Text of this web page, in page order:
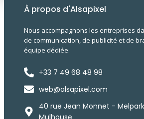
À propos d'Alsapixel
Nous accompagnons les entreprises
de communication, de publicité et de
équipe dédiée.
+33 7 49 68 48 98
web@alsapixel.com
40 rue Jean Monnet -